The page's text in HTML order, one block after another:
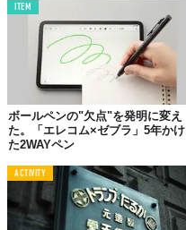
ITEM
ボールペンの"欠点"を発明に変え
た。「エレコム×ゼブラ」5年かけ
た2WAYペン
ACTIVITY